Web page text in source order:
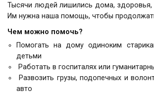
Тысячи людей лишились дома, здоровья,
Им нужна наша помощь, чтобы
Чем можно помочь?
Помогать на дому одиноким
детьми
Работать в госпиталях или
Развозить грузы, подопечных и
авто